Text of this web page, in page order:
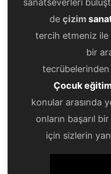
sanatseverleri
de çizim
tercih etmeniz
bir
Çocuk
konular arasında
onların başarıl
için sizlerin